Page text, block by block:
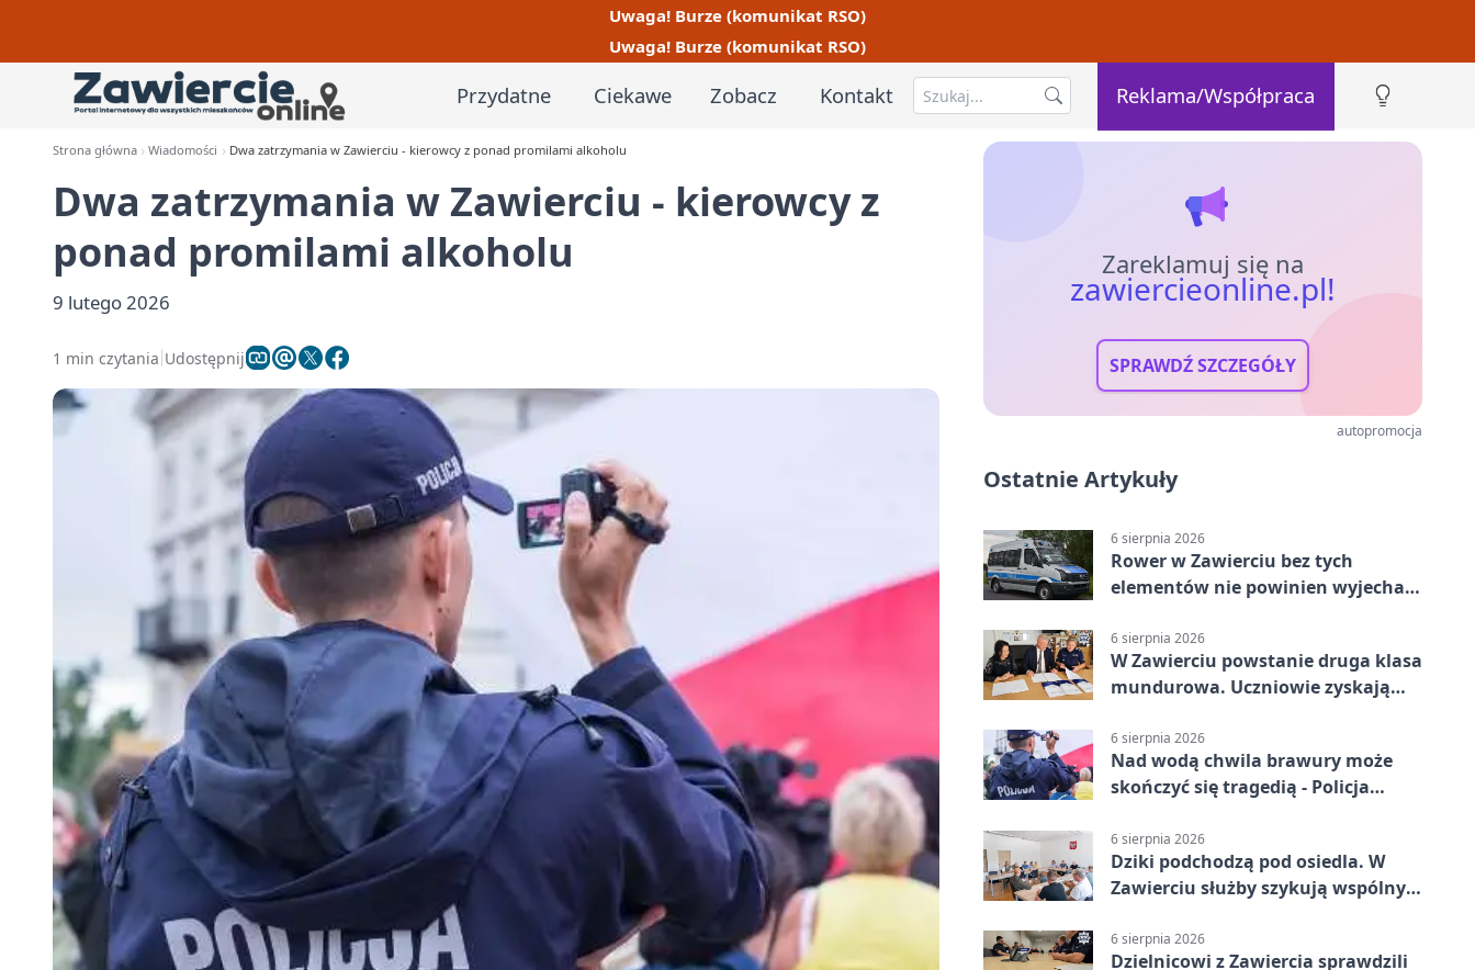
Uwaga! Burze (komunikat RSO)
Uwaga! Burze (komunikat RSO)
Przydatne Ciekawe Zobacz Kontakt Reklama/Współpraca
Strona główna Wiadomości Dwa zatrzymania w Zawierciu - kierowcy z ponad promilami alkoholu
Dwa zatrzymania w Zawierciu - kierowcy z
ponad promilami alkoholu
9 lutego 2026
1 min czytania Udostępnij
Zareklamuj się na
zawiercieonline.pl!
SPRAWDŹ SZCZEGÓŁY
autopromocja
Ostatnie Artykuły
6 sierpnia 2026
Rower w Zawierciu bez tych
elementów nie powinien wyjechać
6 sierpnia 2026
W Zawierciu powstanie druga klasa
mundurowa. Uczniowie zyskają
6 sierpnia 2026
Nad wodą chwila brawury może
skończyć się tragedią - Policja
6 sierpnia 2026
Dziki podchodzą pod osiedla. W
Zawierciu służby szykują wspólny
6 sierpnia 2026
Dzielnicowi z Zawiercia sprawdzili